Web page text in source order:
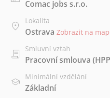
Comac jobs s.r.o.
Lokalita
Ostrava Zobrazit na
Smluvní vztah
Pracovní smlouva
Minimální vzdělání
Základní